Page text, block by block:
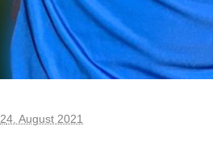
24. August 2021